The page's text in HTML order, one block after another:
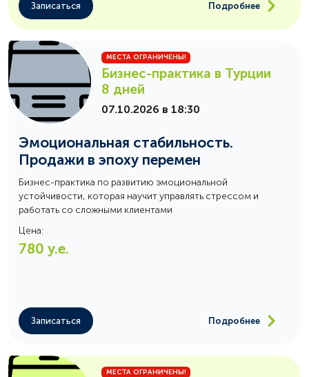
Записаться Подробнее
МЕСТА ОГРАНИЧЕНЫ!
Бизнес-практика в Турции
8 дней
07.10.2026 в 18:30
Эмоциональная стабильность.
Продажи в эпоху перемен
Бизнес-практика по развитию эмоциональной
устойчивости, которая научит управлять стрессом и
работать со сложными клиентами
Цена:
780 у.е.
Записаться Подробнее
МЕСТА ОГРАНИЧЕНЫ!